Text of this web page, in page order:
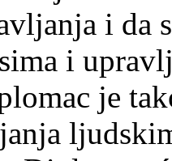
i da
i
je